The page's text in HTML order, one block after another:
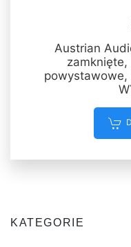
Austrian
powystawowe,
KATEGORIE